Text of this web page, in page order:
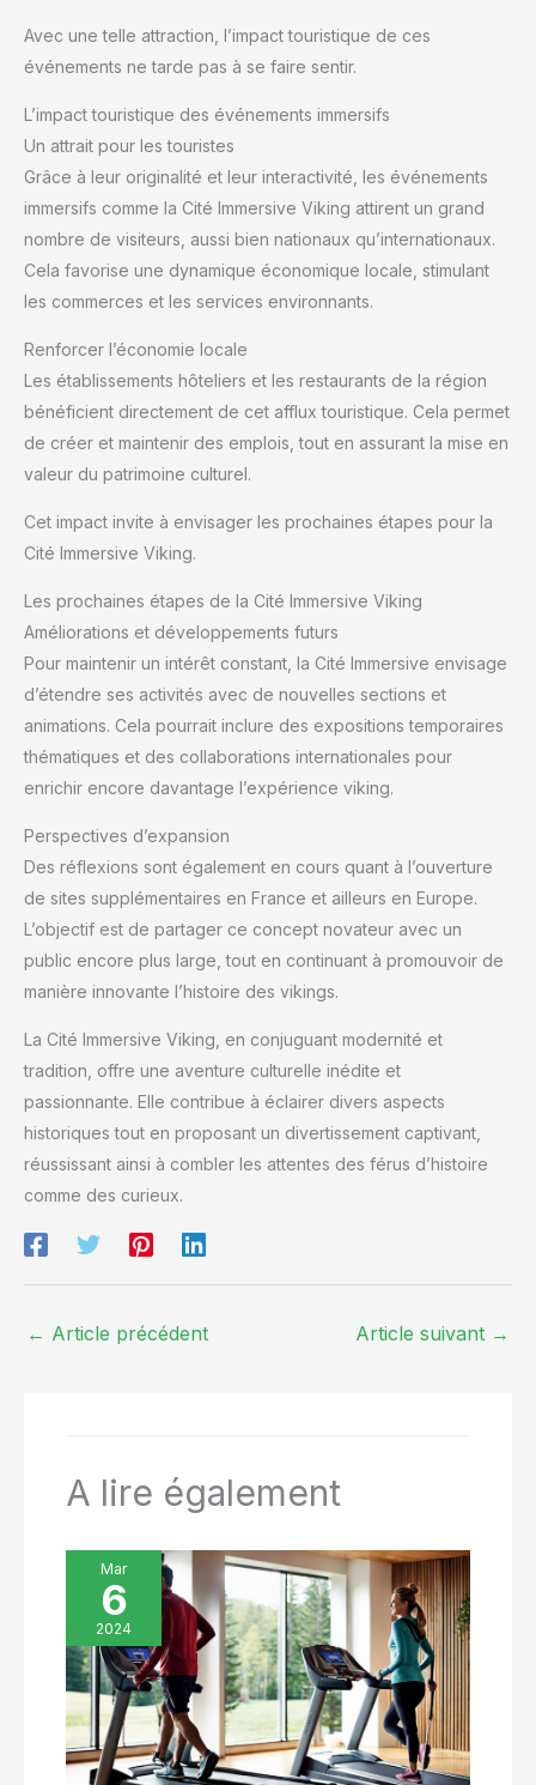
Avec une telle attraction, l’impact touristique de ces
événements ne tarde pas à se faire sentir.
L’impact touristique des événements immersifs
Un attrait pour les touristes
Grâce à leur originalité et leur interactivité, les événements
immersifs comme la Cité Immersive Viking attirent un grand
nombre de visiteurs, aussi bien nationaux qu’internationaux.
Cela favorise une dynamique économique locale, stimulant
les commerces et les services environnants.
Renforcer l’économie locale
Les établissements hôteliers et les restaurants de la région
bénéficient directement de cet afflux touristique. Cela permet
de créer et maintenir des emplois, tout en assurant la mise en
valeur du patrimoine culturel.
Cet impact invite à envisager les prochaines étapes pour la
Cité Immersive Viking.
Les prochaines étapes de la Cité Immersive Viking
Améliorations et développements futurs
Pour maintenir un intérêt constant, la Cité Immersive envisage
d’étendre ses activités avec de nouvelles sections et
animations. Cela pourrait inclure des expositions temporaires
thématiques et des collaborations internationales pour
enrichir encore davantage l’expérience viking.
Perspectives d’expansion
Des réflexions sont également en cours quant à l’ouverture
de sites supplémentaires en France et ailleurs en Europe.
L’objectif est de partager ce concept novateur avec un
public encore plus large, tout en continuant à promouvoir de
manière innovante l’histoire des vikings.
La Cité Immersive Viking, en conjuguant modernité et
tradition, offre une aventure culturelle inédite et
passionnante. Elle contribue à éclairer divers aspects
historiques tout en proposant un divertissement captivant,
réussissant ainsi à combler les attentes des férus d’histoire
comme des curieux.
← Article précédent Article suivant →
A lire également
Mar
6
2024